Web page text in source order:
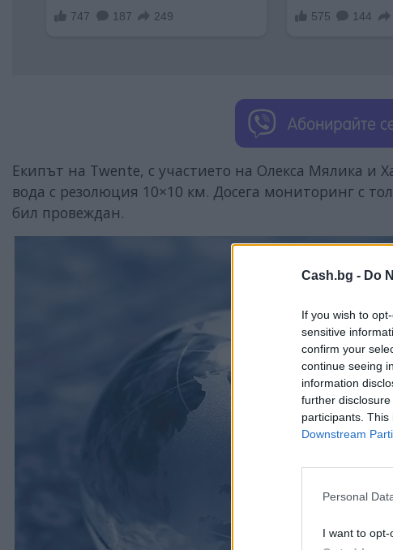
Cash.bg - Do
If you wish to
sensitive
confirm your
continue seeing
information
further
participants.
Downstream
Personal
I want to opt-
Екипът на Twente, с участието на Олекса Мялика и
вода с резолюция 10×10 км. Досега мониторинг с
бил провеждан.